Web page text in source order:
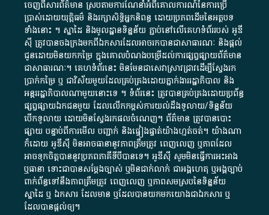
ចេញពី​សារព័ត៌មាន ស្របតាមការ​ណែនាំ​អំពី​គោលការណ៍​នៃ​ការ​ប្រើ
ប្រាស់​ដោយ​យុត្តិធម៌​ និង​រក្សាសិទ្ធិអ្នកនិពន្ធ ដោយ​ប្រភពដើម​នៃ​​អត្ថបទ
ទាំង​នោះ​ ។​ ស្នាដៃ​ និង​មូលដ្ឋាន​ទិន្នន័យ ​ភ្ជាប់​នៅ​លើ​គេហទំព័រ​របស់​ អូ​ឌី​
ស៊ី​ ត្រូវ​បាន​ចងក្រង​មក​ពី​ឯកសារ​ដែល​អាច​រក​បានជា​សាធារណៈ​ និង​ផ្តល់​
ជូន​ដោយ​មិន​យក​កម្រៃ​ ក្នុង​គោលបំណង​បម្រើ​ដល់ការ​ផ្សព្វផ្សាយ​ព័ត៌មាន​
ជា​សាធារណៈ​។​ គេហទំព័រ​នេះ​ មិនមែន​ជា​សេវា​ស្រាវជ្រាវ​ដើម្បី​ស្វែងរក
ប្រាក់​កម្រៃ​ ឬ​ ជា​វិស័យ​មួយ​ដែល​គ្រប់គ្រង​ដោយ​ភ្នាក់ងារ​រដ្ឋាភិបាល​ និង ​
អន្តររដ្ឋាភិបាល​ណាមួយ​នោះ​ទេ ​។​ ទំព័រ​នេះ​ ត្រូវ​បាន​គ្រប់គ្រង​ដោយ​ប្រព័ន្ធ​
ផ្សព្វផ្សាយ​ឯកជន​មួយ​ ដែល​លើកកម្ពស់​ការ​យល់​ដឹង​ទូលាយ​/​ទិន្នន័យ​
បើក​ទូលាយ​ ដោយ​មិនស្វែង​រក​ផល​ចំណេញ​។​ ព័ត៌មាន​ ត្រូវ​បាន​បោះ
ផ្សាយ​ បន្ទាប់​ពី​ការ​មើល​ បញ្ជាក់​ និង​ផ្ទៀងផ្ទាត់​យ៉ាង​ហ្មត់ចត់​។​ យ៉ាងណា​
ក៏​ដោយ​ អូ​ឌី​ស៊ី​ មិន​អាច​ធានា​នូវ​ភាព​ត្រឹមត្រូវ​ ពេញលេញ​ ឬ​ភាព​ដែល​
អាច​ទុកចិត្ត​បាននូវ​ប្រភព​ភាគី​ទី​បី​បាន​ទេ​។​ អូ​ឌី​ស៊ី​ សូម​មិន​ធ្វើការ​អះអាង​
ឬ​ធានា​ ទោះជា​បាន​សម្តែង​ច្បាស់​ ឬ​មិន​ជាក់លាក់​ ជា​អង្គហេតុ​ ឬ​អង្គច្បាប់​
ពាក់ព័ន្ធ​ទៅ​នឹង​ភាព​ត្រឹមត្រូវ​ ពេញលេញ​ ឬ​ភាព​សម​ស្រប​នៃ​ទិន្នន័យ​
ស្នាដៃ​ ឬ​ ឯកសារ​ ដែល​មាន​ ឬ​ដែល​បាន​យក​មក​យោង​ជា​ឯកសារ​ ឬ​
ដែល​បាន​ផ្តល់​ឲ្យ​។